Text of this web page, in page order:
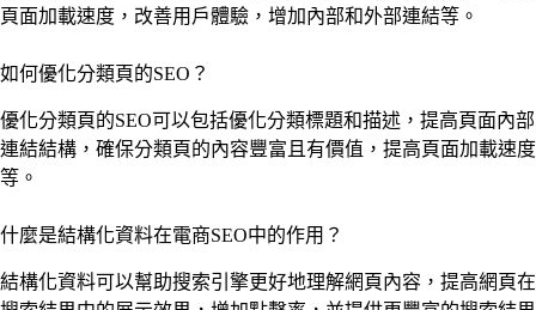
頁面加載速度，改善用戶體驗，增加內部和外部連結等。
如何優化分類頁的SEO？
優化分類頁的SEO可以包括優化分類標題和描述，提高頁面內部
連結結構，確保分類頁的內容豐富且有價值，提高頁面加載速度
等。
什麼是結構化資料在電商SEO中的作用？
結構化資料可以幫助搜索引擎更好地理解網頁內容，提高網頁在